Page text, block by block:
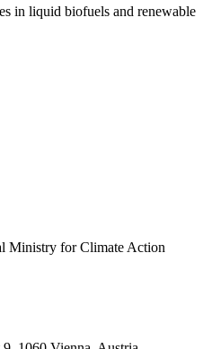
Ministry for Climate Action